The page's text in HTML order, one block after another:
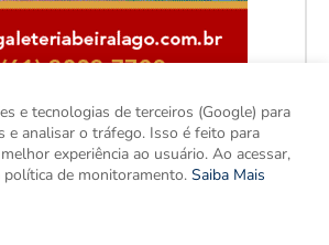
e tecnologias de terceiros (Google) para
e analisar o tráfego. Isso é feito para
experiência ao usuário. Ao acessar,
política de monitoramento. Saiba Mais